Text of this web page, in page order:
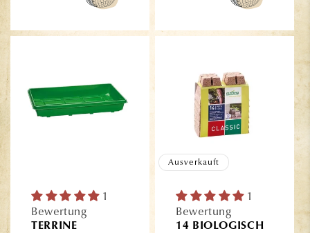
1
Bewertung
TERRINE
Ausverkauft
1
Bewertung
14 BIOLOGISCH